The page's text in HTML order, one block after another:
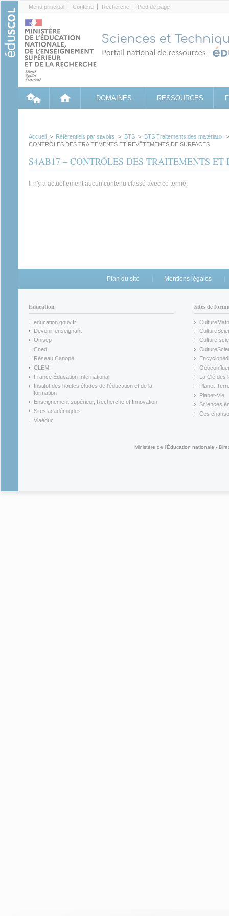
Menu principal Contenu Recherche Pied de page
DOMAINES RESSOURCES
Accueil > Référentiels par savoirs > BTS > BTS Traitements des matériaux
CONTRÔLES DES TRAITEMENTS ET REVÊTEMENTS DE SURFACES
S4AB17 – CONTRÔLES DES TRAITEMENTS ET
Il n'y a actuellement aucun contenu classé avec ce terme.
Plan du site Mentions légales
Éducation
education.gouv.fr
(link is external)
Devenir enseignant
(link is external)
Onisep
(link is external)
Cned
(link is external)
Réseau Canopé
(link is external)
CLEMI
(link is external)
France Éducation International
(link is external)
Institut des hautes études de l'éducation et de la
formation
(link is external)
Enseignement supérieur, Recherche et Innovation
(link is external)
Sites académiques
(link is external)
Viaéduc
Sites de
CultureMath
(link is
(link is
Culture
(link is
(link is
(link is
La Clé des
(link is
Planet-
(link is
Planet-Vie
(link is
Sciences
(link is
Ces
Ministère de l'Éducation nationale -